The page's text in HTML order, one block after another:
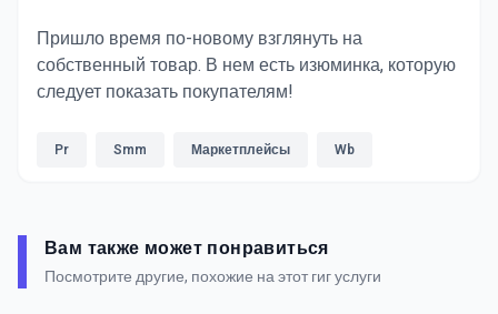
Пришло время по-новому взглянуть на
собственный товар. В нем есть изюминка, которую
следует показать покупателям!
Pr Smm Маркетплейсы Wb
Вам также может понравиться
Посмотрите другие, похожие на этот гиг услуги